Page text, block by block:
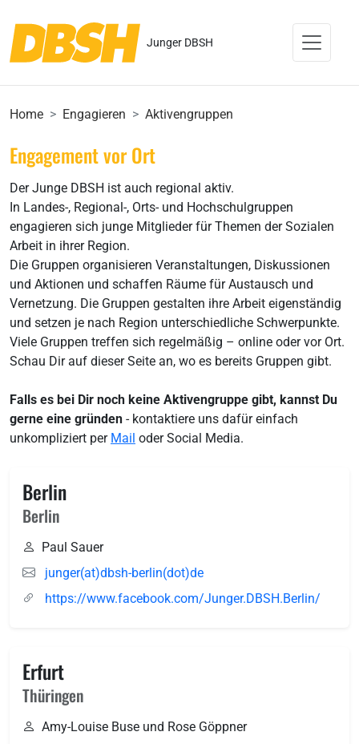
Junger DBSH
Home Engagieren Aktivengruppen
Engagement vor Ort
Der Junge DBSH ist auch regional aktiv.
In Landes-, Regional-, Orts- und Hochschulgruppen
engagieren sich junge Mitglieder für Themen der Sozialen
Arbeit in ihrer Region.
Die Gruppen organisieren Veranstaltungen, Diskussionen
und Aktionen und schaffen Räume für Austausch und
Vernetzung. Die Gruppen gestalten ihre Arbeit eigenständig
und setzen je nach Region unterschiedliche Schwerpunkte.
Viele Gruppen treffen sich regelmäßig – online oder vor Ort.
Schau Dir auf dieser Seite an, wo es bereits Gruppen gibt.
Falls es bei Dir noch keine Aktivengruppe gibt, kannst Du
gerne eine gründen - kontaktiere uns dafür einfach
unkompliziert per Mail oder Social Media.
Berlin
Berlin
Paul Sauer
junger(at)dbsh-berlin(dot)de
https://www.facebook.com/Junger.DBSH.Berlin/
Erfurt
Thüringen
Amy-Louise Buse und Rose Göppner